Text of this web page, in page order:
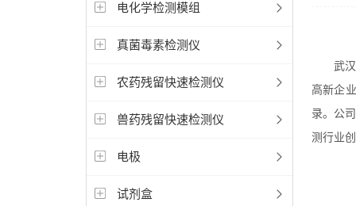
电化学检测模组
真菌毒素检测仪
农药残留快速检测仪
兽药残留快速检测仪
电极
试剂盒
武
高新企
录。 公
测行业